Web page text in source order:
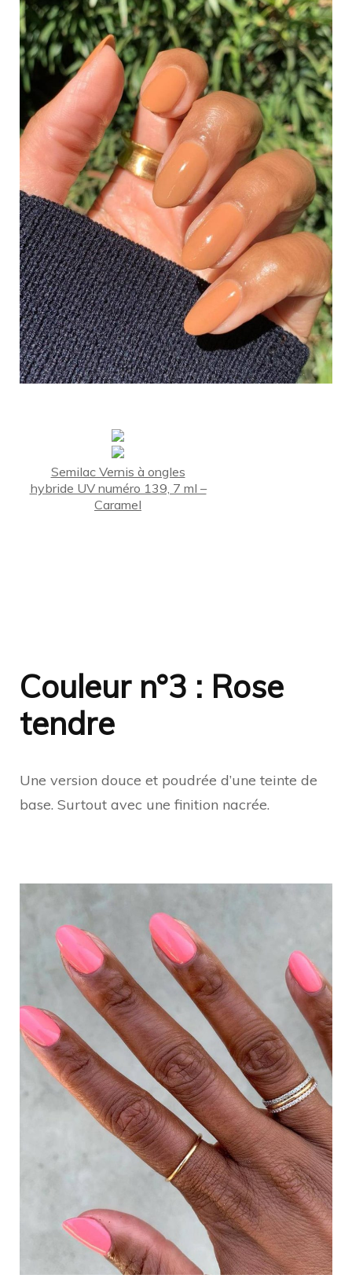
Semilac Vernis à ongles
hybride UV numéro 139, 7 ml –
Caramel
Couleur n°3 : Rose
tendre
Une version douce et poudrée d’une teinte de
base. Surtout avec une finition nacrée.